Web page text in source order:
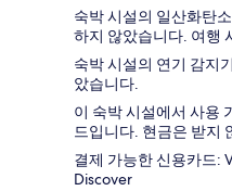
숙박 시설의 일산화탄
하지 않았습니다. 여행
숙박 시설의 연기 감지
았습니다.
이 숙박 시설에서 사용
드입니다. 현금은 받지
결제 가능한 신용카드:
Discover